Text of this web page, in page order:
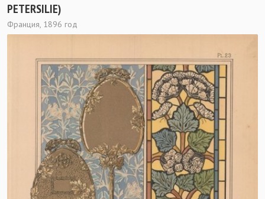
PETERSILIE)
Франция, 1896 год